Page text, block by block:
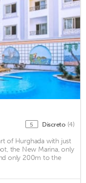
5 Discreto (4)
of Hurghada with just
the New Marina, only
only 200m to the